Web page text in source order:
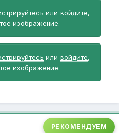
или войдите,
изображение.
или войдите,
изображение.
РЕКОМЕНДУЕМ